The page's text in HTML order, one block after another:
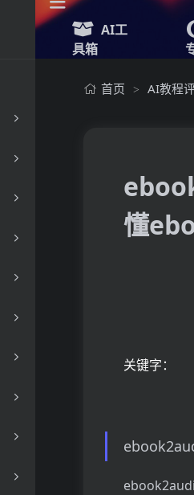
AI工
具箱
首页 > AI教程
懂
关键字：